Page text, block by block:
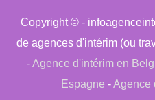
Copyright © -
de agences d'intérim (ou
-Agence d'intérim en
Espagne -Agence